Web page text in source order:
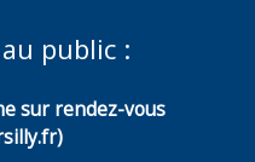
public :
sur rendez-vous